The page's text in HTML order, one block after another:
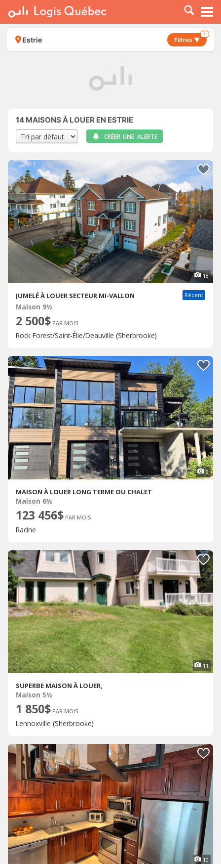
À LOUER
À VENDRE
PLACER UNE ANNONCE
Estrie Filtres ▼
1
14 MAISONS À LOUER EN ESTRIE
CRÉER UNE ALERTE
18
JUMELÉ À LOUER SECTEUR MI-VALLON Récent
Maison 9½
2 500$ PAR MOIS
Rock Forest/Saint-Élie/Deauville (Sherbrooke)
9
MAISON À LOUER LONG TERME OU CHALET
Maison 6½
123 456$ PAR MOIS
Racine
11
SUPERBE MAISON À LOUER,
Maison 5½
1 850$ PAR MOIS
Lennoxville (Sherbrooke)
10